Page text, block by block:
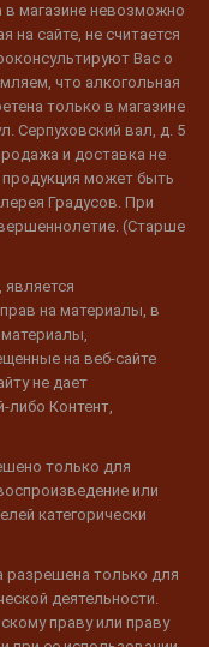
в магазине невозможно
на сайте, не считается
Вас о
что алкогольная
только в магазине
Серпуховский вал, д. 5
и доставка не
продукция может быть
Градусов. При
(Старше
на материалы, в
на веб-сайте
не дает
либо Контент,
только для
или
категорически
разрешена только для
деятельности.
праву или праву